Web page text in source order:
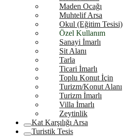
Maden Ocağı
Muhtelif Arsa
Okul (Eğitim Tesisi)
Özel Kullanım
Sanayi İmarlı
Sit Alanı
Tarla
Ticari İmarlı
Toplu Konut İçin
Turizm/Konut Alanı
Turizm İmarlı
Villa İmarlı
Zeytinlik
Kat Karşılığı Arsa
Turistik Tesis